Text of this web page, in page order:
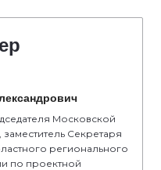
Московской
Секретаря
регионального
по проектной